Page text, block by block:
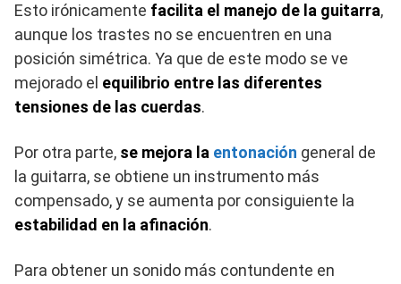
Esto irónicamente facilita el manejo de la guitarra,
aunque los trastes no se encuentren en una
posición simétrica. Ya que de este modo se ve
mejorado el equilibrio entre las diferentes
tensiones de las cuerdas.
Por otra parte, se mejora la entonación general de
la guitarra, se obtiene un instrumento más
compensado, y se aumenta por consiguiente la
estabilidad en la afinación.
Para obtener un sonido más contundente en